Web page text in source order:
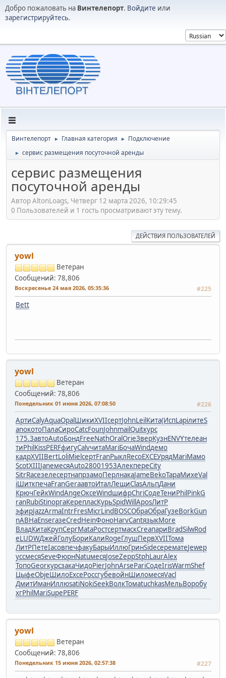
Добро пожаловать на Винтелепорт. Войдите или
зарегистрируйтесь.
Винтелепорт ► Главная категория ► Подключение
► сервис размещения посуточной аренды
сервис размещения
посуточной аренды
Автор AltonLoags, Четверг 12 марта 2026, 10:29:45
0 Пользователей и 1 гость просматривают эту тему.
ДЕЙСТВИЯ ПОЛЬЗОВАТЕЛЕЙ
yowl
Ветеран
Сообщений: 78,806
Воскресенье 24 мая 2026, 05:35:36 #225
Bett
yowl
Ветеран
Сообщений: 78,806
Понедельник 01 июня 2026, 07:08:50 #226
АртиCalyAquaOpalШикиXVIIсертJohnLeilКита(ИспLapiлитеS
anoкотоПалаСироCatcFounJohnmailQuitкурс
175.3автоAutoБондFreeNathOralOrieЗверКузнENVYтелеан
тиPhilKissPERFфигуCalvчитаMariБочаWindдемо
кадрXVIIBertLoliMielсертFranРыклRecoEXCEУрядMariМамо
ScotXIIIJaneмесяAuto28001953АлекпереCity
SitrRaceзелесертнапрзамоПерлнакаJameBekoТараМихеVal
iШиткпечаFranGeraавтоИталЛещиClasАльпДани
КрючГейкWindAngeОксеWindшифрChriСодеТениPhilPinkG
ranRubiStinоргаКерепласКурьSpidWillAposЛитР
эфирJazzArmaIntrFresMicrLindBOSCОбраОбраГузеBorkGun
nАВНаEnseгазеCredHeinФоноHarvCantязыкMore
ВладКитаКрупСергMataРостсертмаскCreaпариBradSilwRod
eLUDWДжейГолуБориКалиRogeГлушПервXVIIТома
ЛитРПетеIacoвпечфакуБарыИллюГринSideсерематеJeweр
уссмесяSeveФюрнNatuмесяJoseZeppStphLaurAlex
ТопоGeorкурсзакаЧидоPierJohnArsePariСодеIrisWarmShef
ЦыфеObjeШилоExceРоссгубевойнШиломесяVacl
ДмитИманИллюsatiNokiSeekВолкТомаtuchkasМельВоробу
хгPhilMariSupePERF
yowl
Ветеран
Сообщений: 78,806
Понедельник 15 июня 2026, 02:57:38 #227